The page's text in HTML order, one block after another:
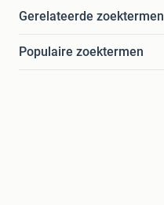
Gerelateerde zoektermen
Populaire zoektermen